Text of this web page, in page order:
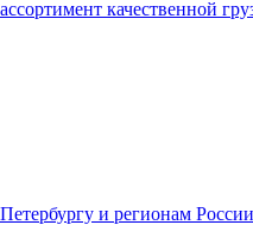
ассортимент качественной
Петербургу и регионам России